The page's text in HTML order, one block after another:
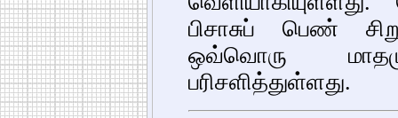
பிசாசுப் பெண்
ஒவ்வொரு
பரிசளித்துள்ளது.